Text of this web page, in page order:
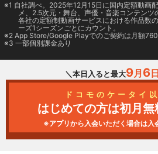
1 自社調べ。2025年12月15日に国内定額動画
メ、2.5次元・舞台、声優・音楽コンテンツ
各社の定額制動画サービスにおける作品数
ーズ1シーズンごとにカウント。
2 App Store/Google Playでのご契約は月額
3 一部個別課金あり
＼本日入ると最大9月 6日
ドコモのケータイ
はじめての方は初月無
※アプリから入会いただく場合は入